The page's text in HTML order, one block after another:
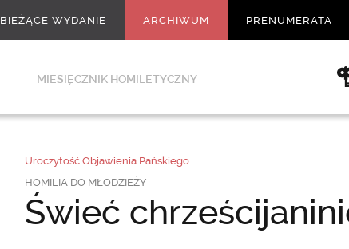
BIEŻĄCE WYDANIE ARCHIWUM PRENUMERATA
MIESIĘCZNIK HOMILETYCZNY
Uroczytość Objawienia Pańskiego
HOMILIA DO MŁODZIEŻY
Świeć